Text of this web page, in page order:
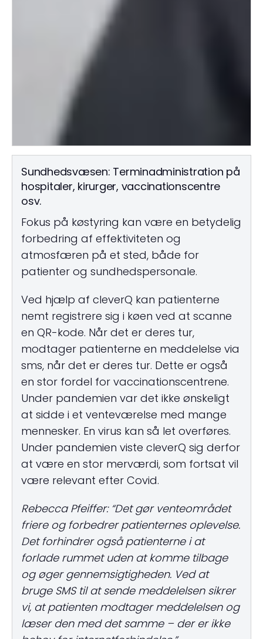
Sundhedsvæsen: Terminadministration på
hospitaler, kirurger, vaccinationscentre
osv.
Fokus på køstyring kan være en betydelig
forbedring af effektiviteten og
atmosfæren på et sted, både for
patienter og sundhedspersonale.
Ved hjælp af cleverQ kan patienterne
nemt registrere sig i køen ved at scanne
en QR-kode. Når det er deres tur,
modtager patienterne en meddelelse via
sms, når det er deres tur. Dette er også
en stor fordel for vaccinationscentrene.
Under pandemien var det ikke ønskeligt
at sidde i et venteværelse med mange
mennesker. En virus kan så let overføres.
Under pandemien viste cleverQ sig derfor
at være en stor merværdi, som fortsat vil
være relevant efter Covid.
Rebecca Pfeiffer: “Det gør venteområdet
friere og forbedrer patienternes oplevelse.
Det forhindrer også patienterne i at
forlade rummet uden at komme tilbage
og øger gennemsigtigheden. Ved at
bruge SMS til at sende meddelelsen sikrer
vi, at patienten modtager meddelelsen og
læser den med det samme – der er ikke